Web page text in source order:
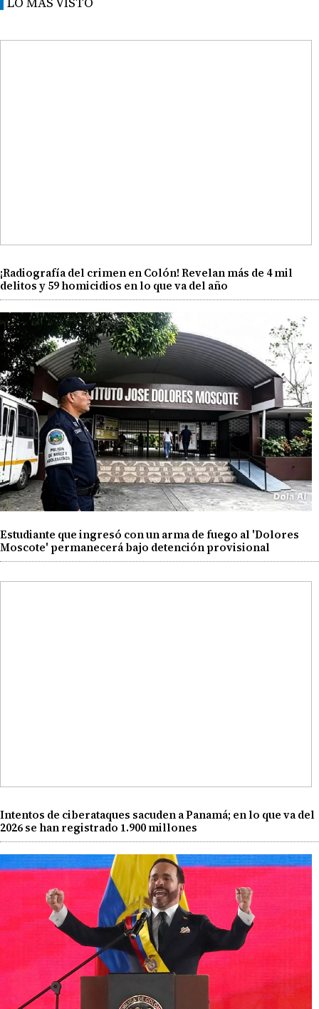
¡Radiografía del crimen en Colón! Revelan más de 4 mil
delitos y 59 homicidios en lo que va del año
Estudiante que ingresó con un arma de fuego al 'Dolores
Moscote' permanecerá bajo detención provisional
Intentos de ciberataques sacuden a Panamá; en lo que va del
2026 se han registrado 1.900 millones